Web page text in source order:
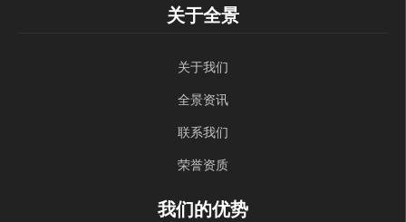
关于全景
关于我们
全景资讯
联系我们
荣誉资质
我们的优势